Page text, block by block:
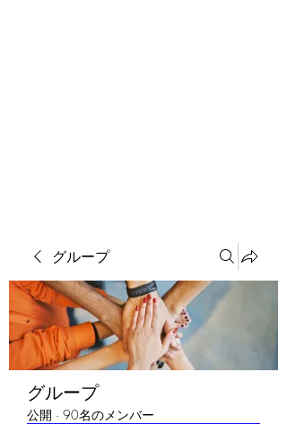
グループ
グループ
公開 · 90名のメンバー